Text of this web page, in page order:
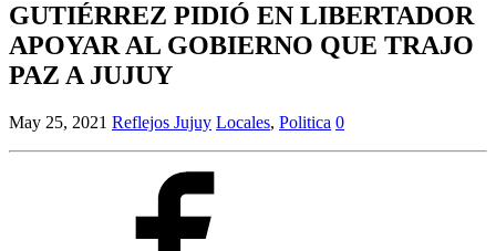
GUTIÉRREZ PIDIÓ EN LIBERTADOR
APOYAR AL GOBIERNO QUE TRAJO
PAZ A JUJUY
May 25, 2021 Reflejos Jujuy Locales, Politica 0